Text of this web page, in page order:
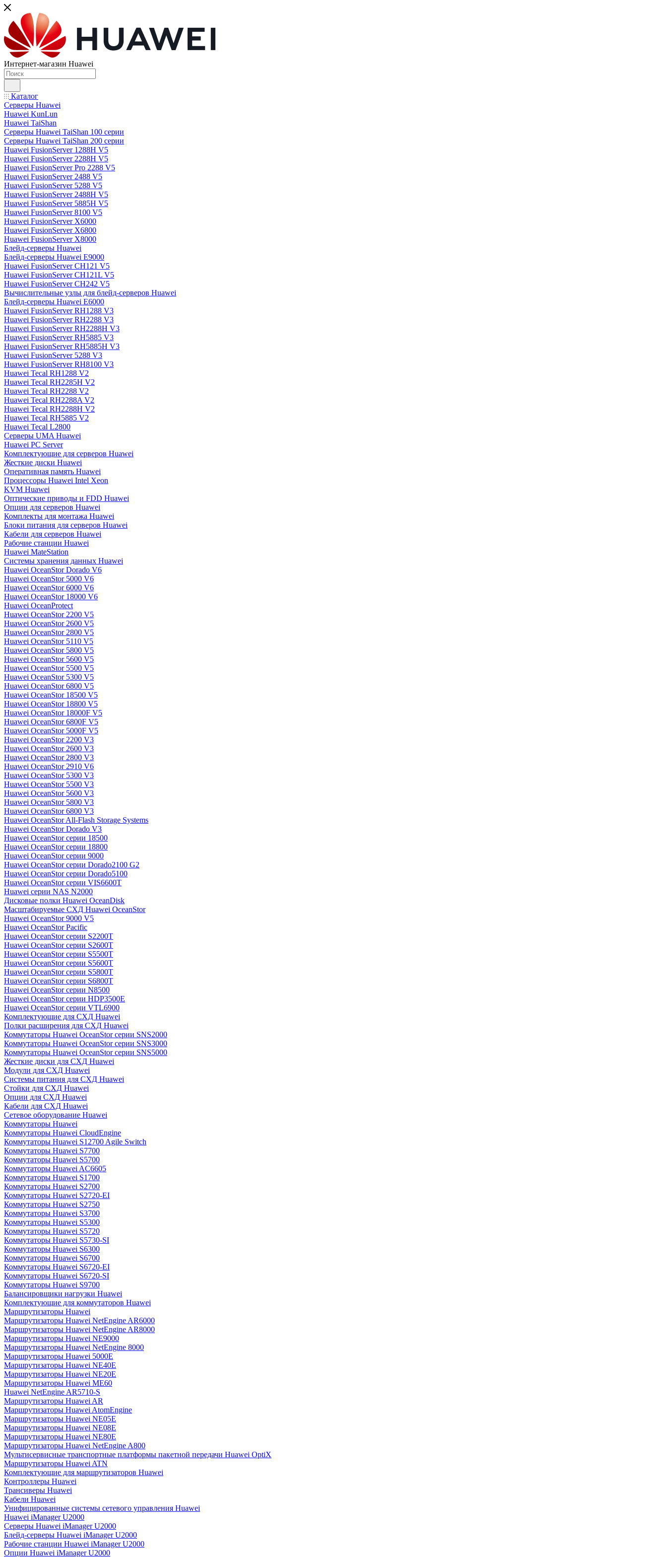
Интернет-магазин Huawei
Каталог
Серверы Huawei
Huawei KunLun
Huawei TaiShan
Серверы Huawei TaiShan 100 серии
Серверы Huawei TaiShan 200 серии
Huawei FusionServer 1288H V5
Huawei FusionServer 2288H V5
Huawei FusionServer Pro 2288 V5
Huawei FusionServer 2488 V5
Huawei FusionServer 5288 V5
Huawei FusionServer 2488H V5
Huawei FusionServer 5885H V5
Huawei FusionServer 8100 V5
Huawei FusionServer X6000
Huawei FusionServer X6800
Huawei FusionServer X8000
Блейд-серверы Huawei
Блейд-серверы Huawei E9000
Huawei FusionServer CH121 V5
Huawei FusionServer CH121L V5
Huawei FusionServer CH242 V5
Вычислительные узлы для блейд-серверов Huawei
Блейд-серверы Huawei E6000
Huawei FusionServer RH1288 V3
Huawei FusionServer RH2288 V3
Huawei FusionServer RH2288H V3
Huawei FusionServer RH5885 V3
Huawei FusionServer RH5885H V3
Huawei FusionServer 5288 V3
Huawei FusionServer RH8100 V3
Huawei Tecal RH1288 V2
Huawei Tecal RH2285H V2
Huawei Tecal RH2288 V2
Huawei Tecal RH2288A V2
Huawei Tecal RH2288H V2
Huawei Tecal RH5885 V2
Huawei Tecal L2800
Серверы UMA Huawei
Huawei PC Server
Комплектующие для серверов Huawei
Жесткие диски Huawei
Оперативная память Huawei
Процессоры Huawei Intel Xeon
KVM Huawei
Оптические приводы и FDD Huawei
Опции для серверов Huawei
Комплекты для монтажа Huawei
Блоки питания для серверов Huawei
Кабели для серверов Huawei
Рабочие станции Huawei
Huawei MateStation
Системы хранения данных Huawei
Huawei OceanStor Dorado V6
Huawei OceanStor 5000 V6
Huawei OceanStor 6000 V6
Huawei OceanStor 18000 V6
Huawei OceanProtect
Huawei OceanStor 2200 V5
Huawei OceanStor 2600 V5
Huawei OceanStor 2800 V5
Huawei OceanStor 5110 V5
Huawei OceanStor 5800 V5
Huawei OceanStor 5600 V5
Huawei OceanStor 5500 V5
Huawei OceanStor 5300 V5
Huawei OceanStor 6800 V5
Huawei OceanStor 18500 V5
Huawei OceanStor 18800 V5
Huawei OceanStor 18000F V5
Huawei OceanStor 6800F V5
Huawei OceanStor 5000F V5
Huawei OceanStor 2200 V3
Huawei OceanStor 2600 V3
Huawei OceanStor 2800 V3
Huawei OceanStor 2910 V6
Huawei OceanStor 5300 V3
Huawei OceanStor 5500 V3
Huawei OceanStor 5600 V3
Huawei OceanStor 5800 V3
Huawei OceanStor 6800 V3
Huawei OceanStor All-Flash Storage Systems
Huawei OceanStor Dorado V3
Huawei OceanStor серии 18500
Huawei OceanStor серии 18800
Huawei OceanStor серии 9000
Huawei OceanStor серии Dorado2100 G2
Huawei OceanStor серии Dorado5100
Huawei OceanStor серии VIS6600T
Huawei серии NAS N2000
Дисковые полки Huawei OceanDisk
Масштабируемые СХД Huawei OceanStor
Huawei OceanStor 9000 V5
Huawei OceanStor Pacific
Huawei OceanStor серии S2200T
Huawei OceanStor серии S2600T
Huawei OceanStor серии S5500T
Huawei OceanStor серии S5600T
Huawei OceanStor серии S5800T
Huawei OceanStor серии S6800T
Huawei OceanStor серии N8500
Huawei OceanStor серии HDP3500E
Huawei OceanStor серии VTL6900
Комплектующие для СХД Huawei
Полки расширения для СХД Huawei
Коммутаторы Huawei OceanStor серии SNS2000
Коммутаторы Huawei OceanStor серии SNS3000
Коммутаторы Huawei OceanStor серии SNS5000
Жесткие диски для СХД Huawei
Модули для СХД Huawei
Системы питания для СХД Huawei
Стойки для СХД Huawei
Опции для СХД Huawei
Кабели для СХД Huawei
Сетевое оборудование Huawei
Коммутаторы Huawei
Коммутаторы Huawei CloudEngine
Коммутаторы Huawei S12700 Agile Switch
Коммутаторы Huawei S7700
Коммутаторы Huawei S5700
Коммутаторы Huawei AC6605
Коммутаторы Huawei S1700
Коммутаторы Huawei S2700
Коммутаторы Huawei S2720-EI
Коммутаторы Huawei S2750
Коммутаторы Huawei S3700
Коммутаторы Huawei S5300
Коммутаторы Huawei S5720
Коммутаторы Huawei S5730-SI
Коммутаторы Huawei S6300
Коммутаторы Huawei S6700
Коммутаторы Huawei S6720-EI
Коммутаторы Huawei S6720-SI
Коммутаторы Huawei S9700
Балансировщики нагрузки Huawei
Комплектующие для коммутаторов Huawei
Маршрутизаторы Huawei
Маршрутизаторы Huawei NetEngine AR6000
Маршрутизаторы Huawei NetEngine AR8000
Маршрутизаторы Huawei NE9000
Маршрутизаторы Huawei NetEngine 8000
Маршрутизаторы Huawei 5000E
Маршрутизаторы Huawei NE40E
Маршрутизаторы Huawei NE20E
Маршрутизаторы Huawei ME60
Huawei NetEngine AR5710-S
Маршрутизаторы Huawei AR
Маршрутизаторы Huawei AtomEngine
Маршрутизаторы Huawei NE05E
Маршрутизаторы Huawei NE08E
Маршрутизаторы Huawei NE80E
Маршрутизаторы Huawei NetEngine A800
Мультисервисные транспортные платформы пакетной передачи Huawei OptiX
Маршрутизаторы Huawei ATN
Комплектующие для маршрутизаторов Huawei
Контроллеры Huawei
Трансиверы Huawei
Кабели Huawei
Унифицированные системы сетевого управления Huawei
Huawei iManager U2000
Серверы Huawei iManager U2000
Блейд-серверы Huawei iManager U2000
Рабочие станции Huawei iManager U2000
Опции Huawei iManager U2000